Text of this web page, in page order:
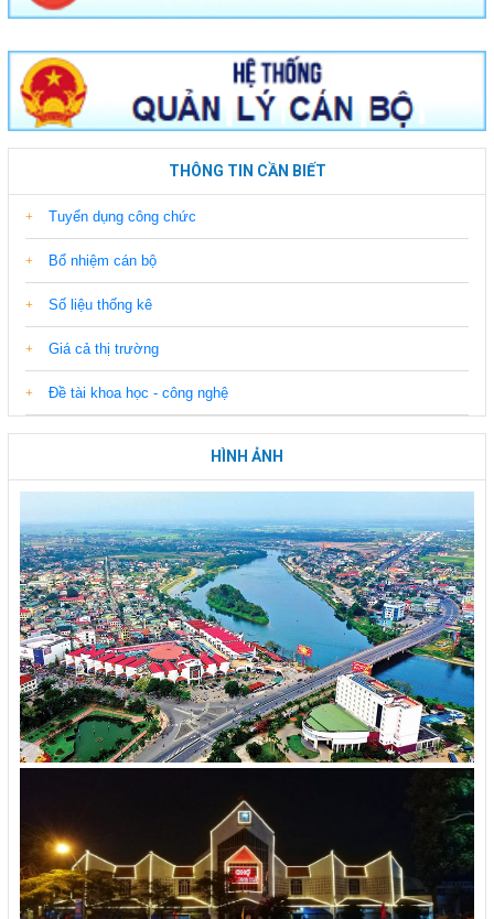
THÔNG TIN CẦN BIẾT
Tuyển dụng công chức
Bổ nhiệm cán bộ
Số liệu thống kê
Giá cả thị trường
Đề tài khoa học - công nghệ
HÌNH ẢNH